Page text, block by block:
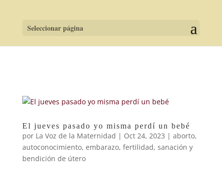
Seleccionar página
El jueves pasado yo misma perdí un bebé
por La Voz de la Maternidad | Oct 24, 2023 | aborto,
autoconocimiento, embarazo, fertilidad, sanación y
bendición de útero